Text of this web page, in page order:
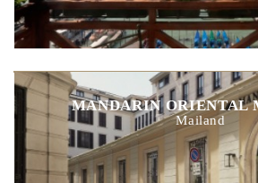
MANDARIN ORIENTAL
Mailand